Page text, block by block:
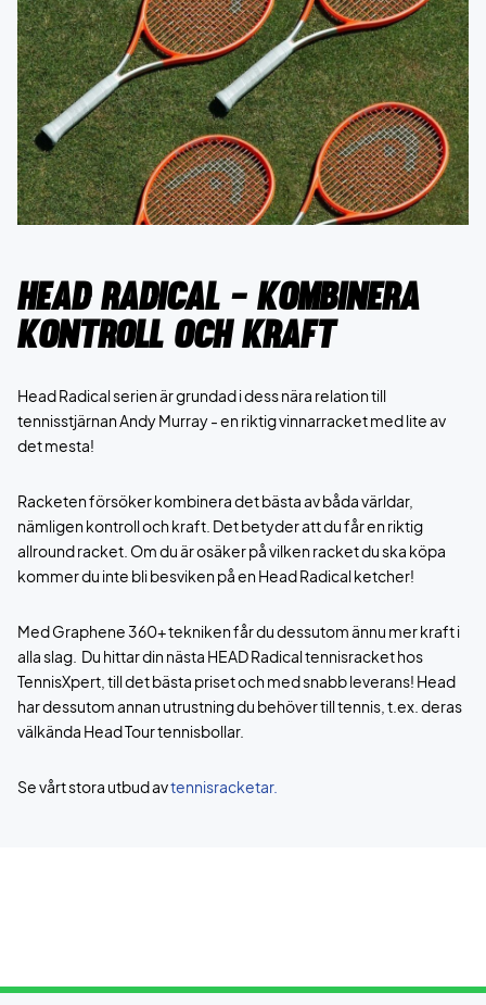
Head Radical - Kombinera
kontroll och kraft
Head Radical serien är grundad i dess nära relation till
tennisstjärnan Andy Murray - en riktig vinnarracket med lite av
det mesta!
Racketen försöker kombinera det bästa av båda världar,
nämligen kontroll och kraft. Det betyder att du får en riktig
allround racket. Om du är osäker på vilken racket du ska köpa
kommer du inte bli besviken på en Head Radical ketcher!
Med Graphene 360+ tekniken får du dessutom ännu mer kraft i
alla slag. Du hittar din nästa HEAD Radical tennisracket hos
TennisXpert, till det bästa priset och med snabb leverans! Head
har dessutom annan utrustning du behöver till tennis, t.ex. deras
välkända Head Tour tennisbollar.
Se vårt stora utbud avtennisracketar.